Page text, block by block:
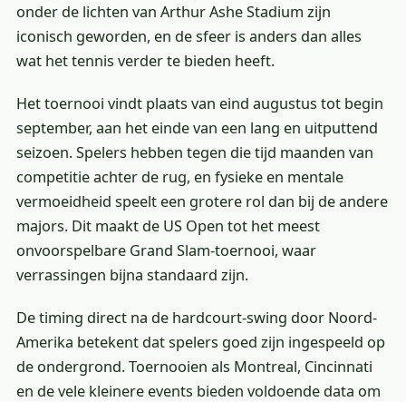
onder de lichten van Arthur Ashe Stadium zijn
iconisch geworden, en de sfeer is anders dan alles
wat het tennis verder te bieden heeft.
Het toernooi vindt plaats van eind augustus tot begin
september, aan het einde van een lang en uitputtend
seizoen. Spelers hebben tegen die tijd maanden van
competitie achter de rug, en fysieke en mentale
vermoeidheid speelt een grotere rol dan bij de andere
majors. Dit maakt de US Open tot het meest
onvoorspelbare Grand Slam-toernooi, waar
verrassingen bijna standaard zijn.
De timing direct na de hardcourt-swing door Noord-
Amerika betekent dat spelers goed zijn ingespeeld op
de ondergrond. Toernooien als Montreal, Cincinnati
en de vele kleinere events bieden voldoende data om